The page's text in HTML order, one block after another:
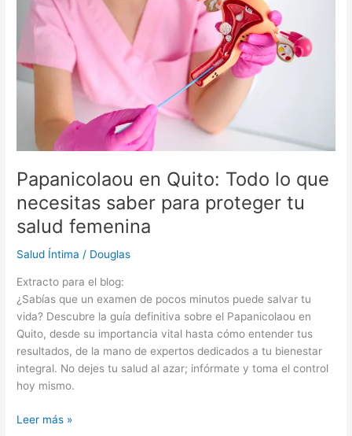
Papanicolaou en Quito: Todo lo que
necesitas saber para proteger tu
salud femenina
Salud Íntima / Douglas
Extracto para el blog:
¿Sabías que un examen de pocos minutos puede salvar tu
vida? Descubre la guía definitiva sobre el Papanicolaou en
Quito, desde su importancia vital hasta cómo entender tus
resultados, de la mano de expertos dedicados a tu bienestar
integral. No dejes tu salud al azar; infórmate y toma el control
hoy mismo.
necesitas
saber
para
salud
femenina
Leer más »